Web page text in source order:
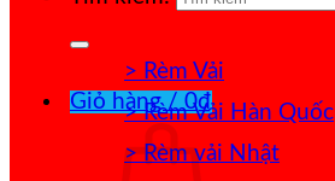
Giỏ hàng /0₫
> Rèm Vải
> Rèm Vải Hàn Quốc
> Rèm vải Nhật